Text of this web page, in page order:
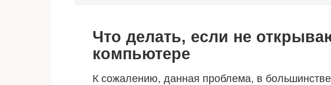
Что делать, если не
компьютере
К сожалению, данная проблема, в